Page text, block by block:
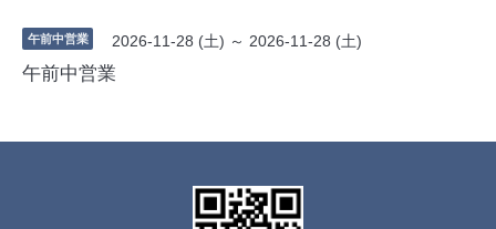
午前中営業 2026-11-28 (土) ～ 2026-11-28 (土)
午前中営業